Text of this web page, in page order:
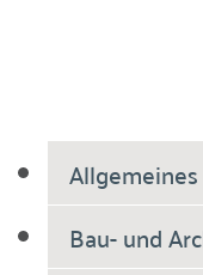
Bau- und